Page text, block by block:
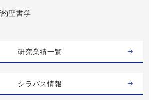
約聖書学
研究業績一覧
シラバス情報